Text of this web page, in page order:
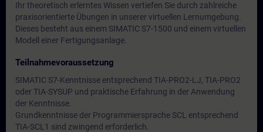
Ihr theoretisch erlerntes Wissen vertiefen Sie durch zahlreiche
praxisorientierte Übungen in unserer virtuellen Lernumgebung.
Dieses besteht aus einem SIMATIC S7-1500 und einem virtuellen
Modell einer Fertigungsanlage.
Teilnahmevoraussetzung
SIMATIC S7-Kenntnisse entsprechend TIA-PRO2-LJ, TIA-PRO2
oder TIA-SYSUP und praktische Erfahrung in der Anwendung
der Kenntnisse.
Grundkenntnisse der Programmiersprache SCL entsprechend
TIA-SCL1 sind zwingend erforderlich.